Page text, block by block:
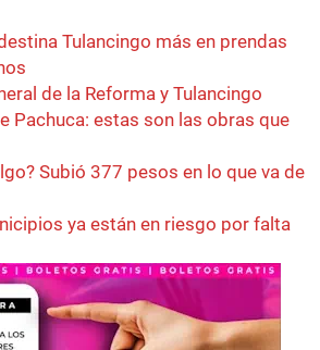
Tulancingo más en prendas
de la Reforma y Tulancingo
Pachuca: estas son las obras que
Subió 377 pesos en lo que va de
ya están en riesgo por falta